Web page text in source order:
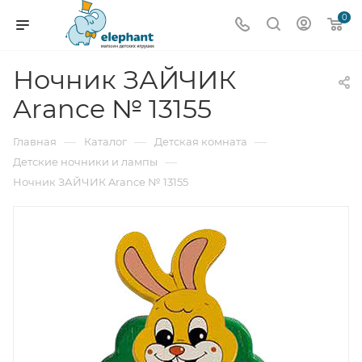
0
Ночник ЗАЙЧИК
Arance № 13155
Главная — Каталог — Детская комната —
Детские ночники и лампы —
Ночник ЗАЙЧИК Arance № 13155